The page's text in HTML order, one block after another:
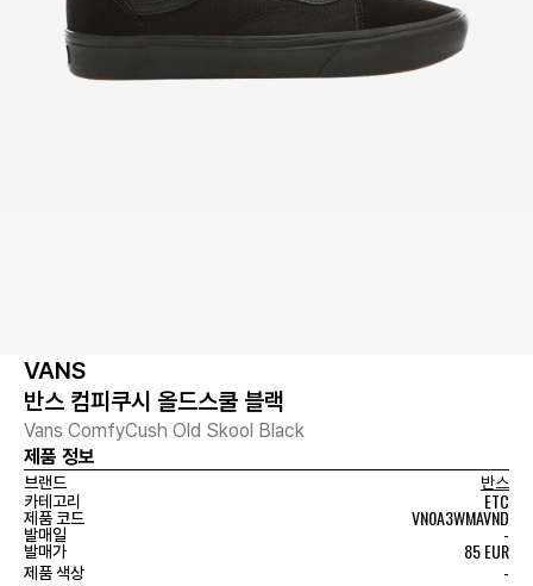
VANS
반스 컴피쿠시 올드스쿨 블랙
Vans ComfyCush Old Skool Black
제품 정보
브랜드
반스
카테고리
ETC
제품 코드 VN0A3WMAVND
발매일 -
발매가 85 EUR
제품 색상 -